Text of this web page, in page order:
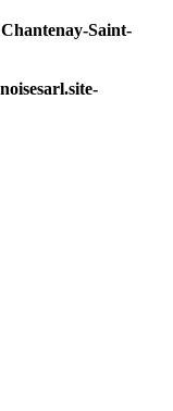
Saint-